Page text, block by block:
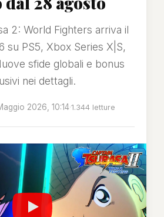
2: World Fighters arriva il
su PS5, Xbox Series X|S,
sfide globali e bonus
nei dettagli.
2026, 10:14·1.344 letture